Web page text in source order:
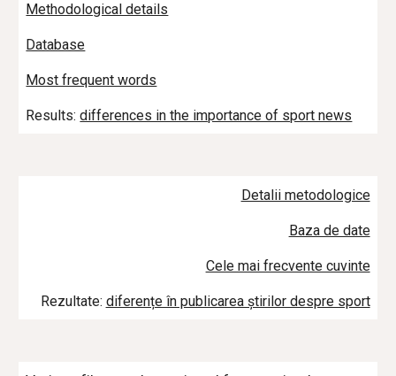
Methodological details
Database
Most frequent words
Results: differences in the importance of sport news
Detalii metodologice
Baza de date
Cele mai frecvente cuvinte
Rezultate: diferențe în publicarea știrilor despre sport